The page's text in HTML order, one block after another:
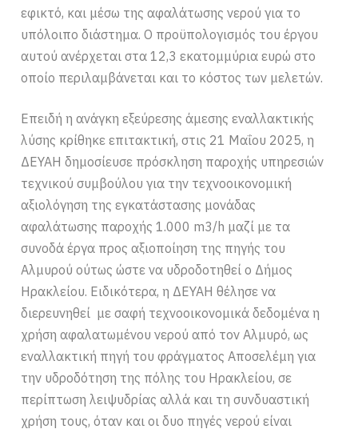
εφικτό, και μέσω της αφαλάτωσης νερού για το
υπόλοιπο διάστημα. Ο προϋπολογισμός του έργου
αυτού ανέρχεται στα 12,3 εκατομμύρια ευρώ στο
οποίο περιλαμβάνεται και το κόστος των μελετών.
Επειδή η ανάγκη εξεύρεσης άμεσης εναλλακτικής
λύσης κρίθηκε επιτακτική, στις 21 Μαΐου 2025, η
ΔΕΥΑΗ δημοσίευσε πρόσκληση παροχής υπηρεσιών
τεχνικού συμβούλου για την τεχνοοικονομική
αξιολόγηση της εγκατάστασης μονάδας
αφαλάτωσης παροχής 1.000 m3/h μαζί με τα
συνοδά έργα προς αξιοποίηση της πηγής του
Αλμυρού ούτως ώστε να υδροδοτηθεί ο Δήμος
Ηρακλείου. Ειδικότερα, η ΔΕΥΑΗ θέλησε να
διερευνηθεί με σαφή τεχνοοικονομικά δεδομένα η
χρήση αφαλατωμένου νερού από τον Αλμυρό, ως
εναλλακτική πηγή του φράγματος Αποσελέμη για
την υδροδότηση της πόλης του Ηρακλείου, σε
περίπτωση λειψυδρίας αλλά και τη συνδυαστική
χρήση τους, όταν και οι δυο πηγές νερού είναι